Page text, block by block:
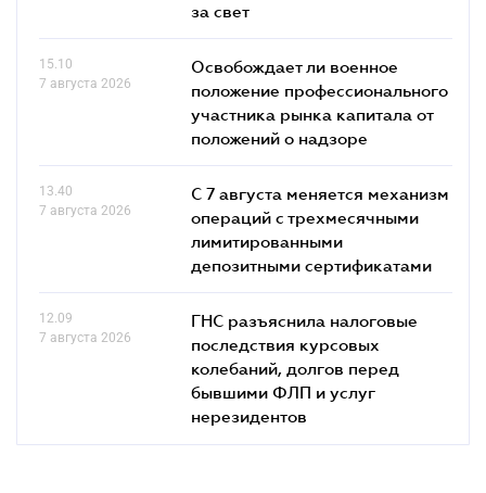
за свет
15.10
7 августа 2026
Освобождает ли военное
положение профессионального
участника рынка капитала от
положений о надзоре
13.40
7 августа 2026
С 7 августа меняется механизм
операций с трехмесячными
лимитированными
депозитными сертификатами
12.09
7 августа 2026
ГНС разъяснила налоговые
последствия курсовых
колебаний, долгов перед
бывшими ФЛП и услуг
нерезидентов